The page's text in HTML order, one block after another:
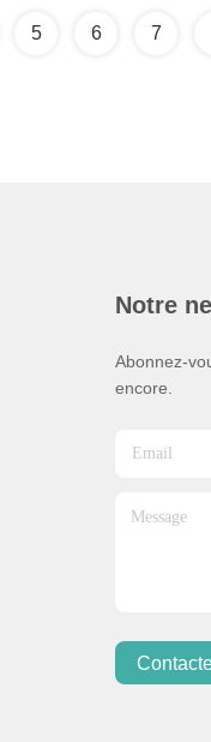
5 6 7
Notre
Abonnez-
encore.